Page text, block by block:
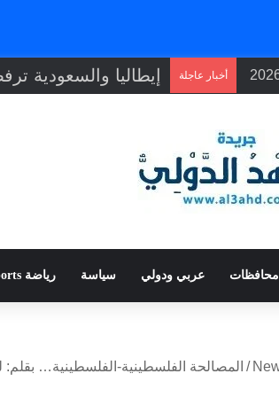
أخبار عاجلة
محافظات عربي ودولي سياسة رياضة Sports
/ المصالحة الفلسطينية-الفلسطينية…